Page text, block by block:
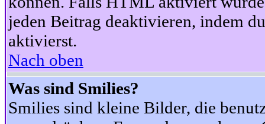
jeden Beitrag deaktivieren, indem
aktivierst.
Nach oben
Was sind Smilies?
Smilies sind kleine Bilder, die